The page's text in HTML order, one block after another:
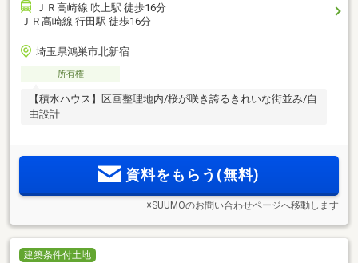
ＪＲ高崎線 吹上駅 徒歩16分
ＪＲ高崎線 行田駅 徒歩16分
埼玉県鴻巣市北新宿
所有権
【積水ハウス】区画整理地内/桜が咲き誇るきれいな街並み/自
由設計
資料をもらう(無料)
※SUUMOのお問い合わせページへ移動します
建築条件付土地